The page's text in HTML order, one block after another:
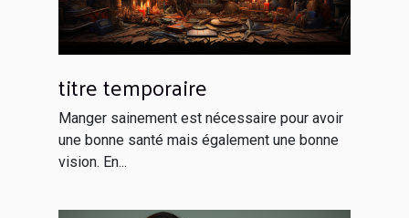
titre temporaire
Manger sainement est nécessaire pour avoir
une bonne santé mais également une bonne
vision. En...